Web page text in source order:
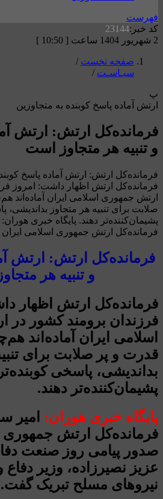
فهرست
کد خبر:23144
2 شهریور 1404 ساعت [ 10:50 ]
صفحه نخست /
سیـاسـت /
پ
ارتش آماده پاسخ کوبنده به متجاوزین
فرمانده‌کل ارتش: ارتش
و تنبیه هر متجاوز است
فرمانده‌کل ارتش: ارتش آماده پاسخ
فرمانده‌کل ارتش اظهار داشت: امروز
ارتش جمهوری اسلامی ایران آماده‌اند
صلابت برای تنبیه هر متجاوز بداندیشی،
پشیمان‌کننده‌تر دهند. پایگاه خبری
فرمانده‌کل ارتش جمهوری اسلامی
فرمانده‌کل ارتش: ارتش
و تنبیه هر
فرمانده‌کل ارتش اظهار
فرزندان برومند کشور
اسلامی ایران آماده‌اند
قدرت و پر صلابت برای
بداندیشی، پاسخی
پشیمان‌کننده‌تر دهند.
پایگاه خبری هوران: امیر
فرمانده‌کل ارتش جمهوری
صدور پیامی روز صنعت
عزیز نصیرزاده، وزیر دفاع
نیروهای مسلح تبریک گفت.